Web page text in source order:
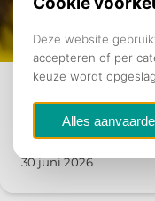
rechten en
juni
30 juni 2026